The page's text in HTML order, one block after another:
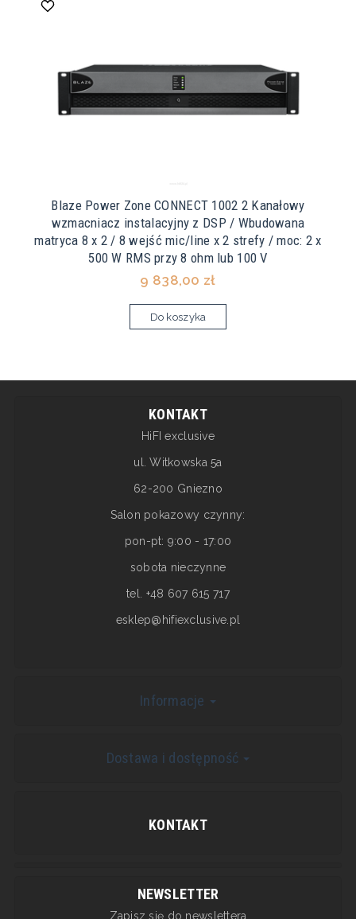
Blaze Power Zone CONNECT 1002 2 Kanałowy
wzmacniacz instalacyjny z DSP / Wbudowana
matryca 8 x 2 / 8 wejść mic/line x 2 strefy / moc: 2 x
500 W RMS przy 8 ohm lub 100 V
9 838,00 zł
Do koszyka
KONTAKT
HiFI exclusive
ul. Witkowska 5a
62-200 Gniezno
Salon pokazowy czynny:
pon-pt: 9:00 - 17:00
sobota nieczynne
tel. +48 607 615 717
esklep@hifiexclusive.pl
Informacje
Dostawa i dostępność
KONTAKT
NEWSLETTER
Zapisz się do newslettera